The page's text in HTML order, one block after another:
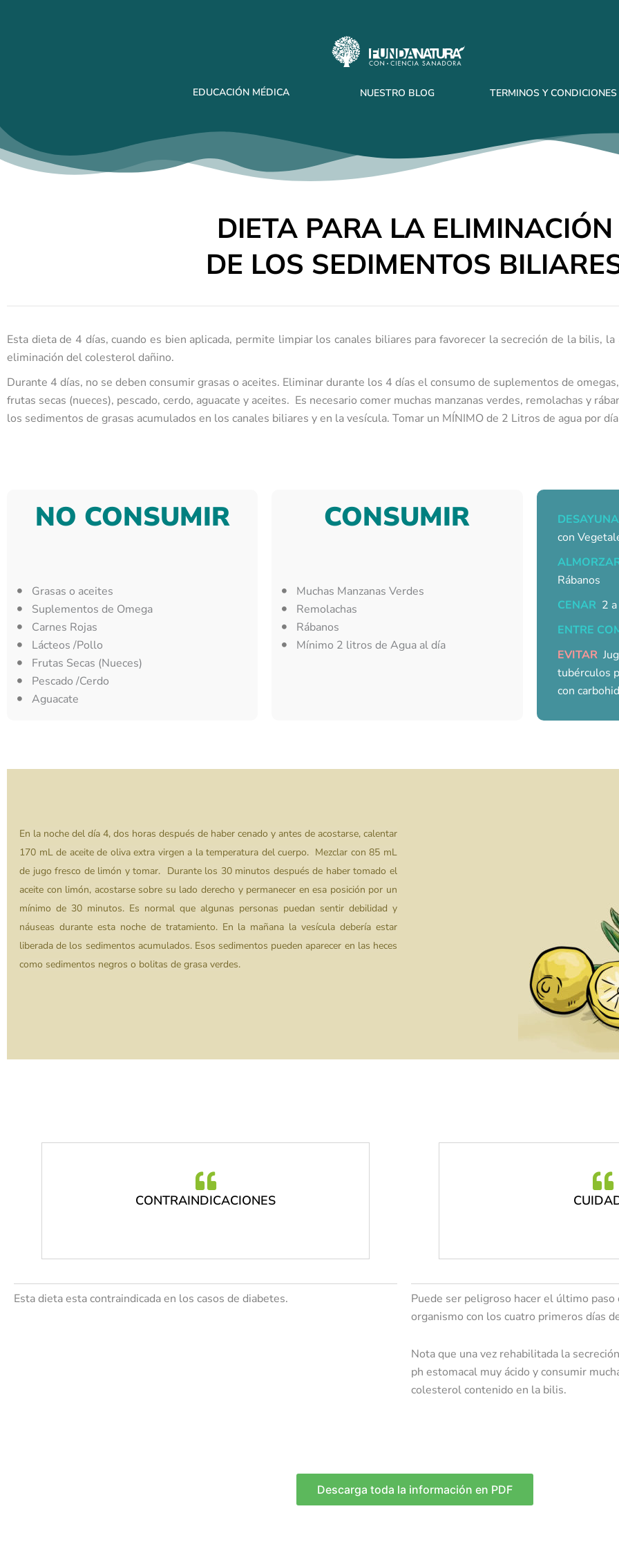
EDUCACIÓN MÉDICA NUESTRO BLOG TERMINOS Y CONDICIONES
DIETA PARA LA ELIMINACIÓN
DE LOS SEDIMENTOS
Esta dieta de 4 días, cuando es bien aplicada, permite limpiar los canales biliares para favorecer la secreción de la bilis,
eliminación del colesterol dañino.
Durante 4 días, no se deben consumir grasas o aceites. Eliminar durante los 4 días el consumo de suplementos de
frutas secas (nueces), pescado, cerdo, aguacate y aceites. Es necesario comer muchas manzanas verdes, remolachas y
los sedimentos de grasas acumulados en los canales biliares y en la vesícula. Tomar un MÍNIMO de 2 Litros de agua por
NO CONSUMIR
Grasas o aceites
Suplementos de Omega
Carnes Rojas
Lácteos /Pollo
Frutas Secas (Nueces)
Pescado /Cerdo
Aguacate
CONSUMIR
Muchas Manzanas Verdes
Remolachas
Rábanos
Mínimo 2 litros de Agua al día
con
Rábanos
CENAR2 a
ENTRE
EVITAR
tubérculos
con
En la noche del día 4, dos horas después de haber cenado y antes de acostarse, calentar
170 mL de aceite de oliva extra virgen a la temperatura del cuerpo. Mezclar con 85 mL
de jugo fresco de limón y tomar. Durante los 30 minutos después de haber tomado el
aceite con limón, acostarse sobre su lado derecho y permanecer en esa posición por un
mínimo de 30 minutos. Es normal que algunas personas puedan sentir debilidad y
náuseas durante esta noche de tratamiento. En la mañana la vesícula debería estar
liberada de los sedimentos acumulados. Esos sedimentos pueden aparecer en las heces
como sedimentos negros o bolitas de grasa verdes.
CONTRAINDICACIONES
Esta dieta esta contraindicada en los casos de diabetes.
Puede ser peligroso hacer el último
organismo con los cuatro primeros días
Nota que una vez rehabilitada la
ph estomacal muy ácido y consumir
colesterol contenido en la bilis.
Descarga toda la información en PDF